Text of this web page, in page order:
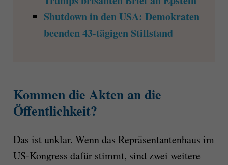
Shutdown in den USA: Demokraten
beenden 43-tägigen Stillstand
Kommen die Akten an die
Öffentlichkeit?
Das ist unklar. Wenn das Repräsentantenhaus im
US-Kongress dafür stimmt, sind zwei weitere